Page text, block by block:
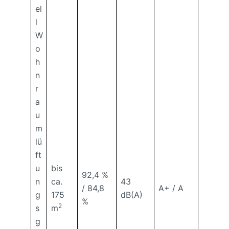
el
l
W
o
h
n
r
a
u
m
lü
ft
u
n
g
s
g
bis
ca.
175
m2
92,4 %
/ 84,8
%
43
dB(A)
A+ / A